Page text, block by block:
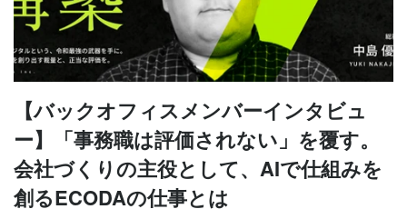
【バックオフィスメンバーインタビュ
ー】「事務職は評価されない」を覆す。
会社づくりの主役として、AIで仕組みを
創るECODAの仕事とは